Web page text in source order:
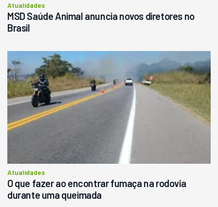
Atualidades
MSD Saúde Animal anuncia novos diretores no
Brasil
Atualidades
O que fazer ao encontrar fumaça na rodovia
durante uma queimada